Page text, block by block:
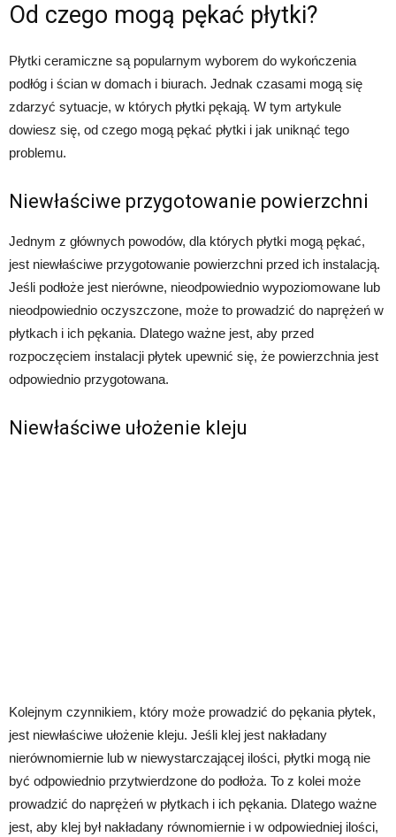
Od czego mogą pękać płytki?
Płytki ceramiczne są popularnym wyborem do wykończenia
podłóg i ścian w domach i biurach. Jednak czasami mogą się
zdarzyć sytuacje, w których płytki pękają. W tym artykule
dowiesz się, od czego mogą pękać płytki i jak uniknąć tego
problemu.
Niewłaściwe przygotowanie powierzchni
Jednym z głównych powodów, dla których płytki mogą pękać,
jest niewłaściwe przygotowanie powierzchni przed ich instalacją.
Jeśli podłoże jest nierówne, nieodpowiednio wypoziomowane lub
nieodpowiednio oczyszczone, może to prowadzić do naprężeń w
płytkach i ich pękania. Dlatego ważne jest, aby przed
rozpoczęciem instalacji płytek upewnić się, że powierzchnia jest
odpowiednio przygotowana.
Niewłaściwe ułożenie kleju
Kolejnym czynnikiem, który może prowadzić do pękania płytek,
jest niewłaściwe ułożenie kleju. Jeśli klej jest nakładany
nierównomiernie lub w niewystarczającej ilości, płytki mogą nie
być odpowiednio przytwierdzone do podłoża. To z kolei może
prowadzić do naprężeń w płytkach i ich pękania. Dlatego ważne
jest, aby klej był nakładany równomiernie i w odpowiedniej ilości,